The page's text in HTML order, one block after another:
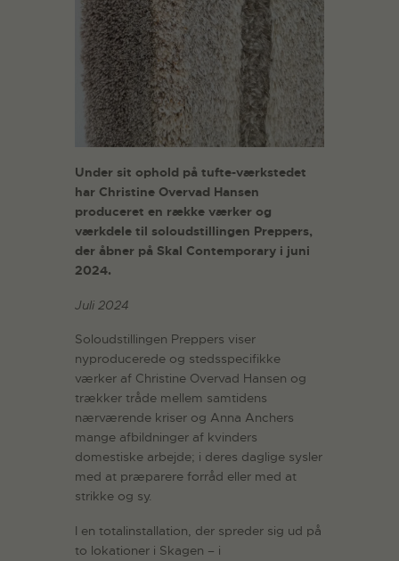
Under sit ophold på tufte-værkstedet
har Christine Overvad Hansen
produceret en række værker og
værkdele til soloudstillingen Preppers,
der åbner på Skal Contemporary i juni
2024.
Juli 2024
Soloudstillingen Preppers viser
nyproducerede og stedsspecifikke
værker af Christine Overvad Hansen og
trækker tråde mellem samtidens
nærværende kriser og Anna Anchers
mange afbildninger af kvinders
domestiske arbejde; i deres daglige sysler
med at præparere forråd eller med at
strikke og sy.
I en totalinstallation, der spreder sig ud på
to lokationer i Skagen – i